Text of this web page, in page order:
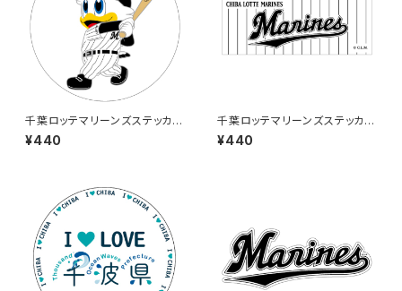
千葉ロッテマリーンズステッカー
8
¥440
千葉ロッテマリーンズステッカー
9
¥440